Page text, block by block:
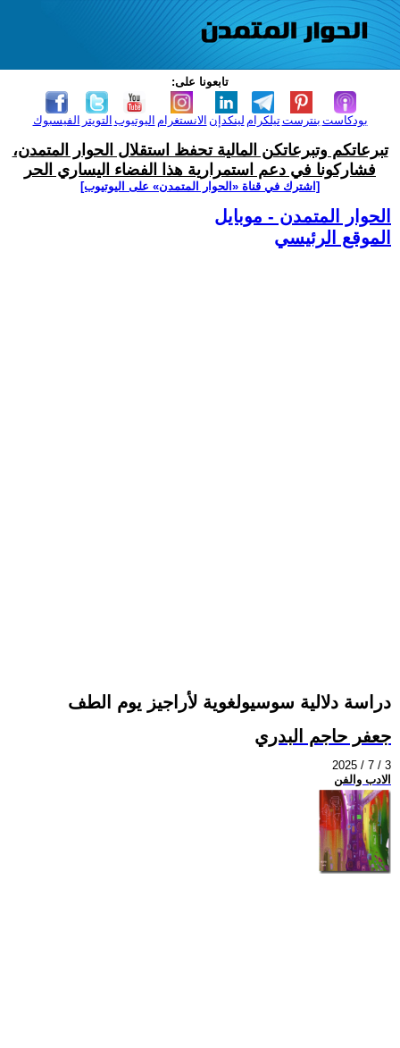
تابعونا على:
الفيسبوك التويتر اليوتيوب الانستغرام لينكدإن تيلكرامبنترست بودكاست
تبرعاتكم وتبرعاتكن المالية تحفظ استقلال الحوار المتمدن،
فشاركونا في دعم استمرارية هذا الفضاء اليساري الحر
[اشترك في قناة ‫«الحوار المتمدن» على اليوتيوب]
الحوار المتمدن - موبايل
الموقع الرئيسي
دراسة دلالية سوسيولغوية لأراجيز يوم الطف
جعفر حاجم البدري
2025 / 7 / 3
الادب والفن